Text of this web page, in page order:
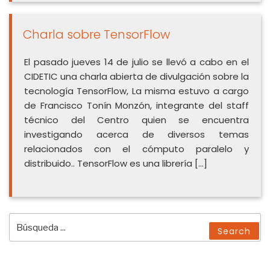
Charla sobre TensorFlow
El pasado jueves 14 de julio se llevó a cabo en el
CIDETIC una charla abierta de divulgación sobre la
tecnología TensorFlow, La misma estuvo a cargo
de Francisco Tonín Monzón, integrante del staff
técnico del Centro quien se encuentra
investigando acerca de diversos temas
relacionados con el cómputo paralelo y
distribuido.. TensorFlow es una librería […]
for:
Search